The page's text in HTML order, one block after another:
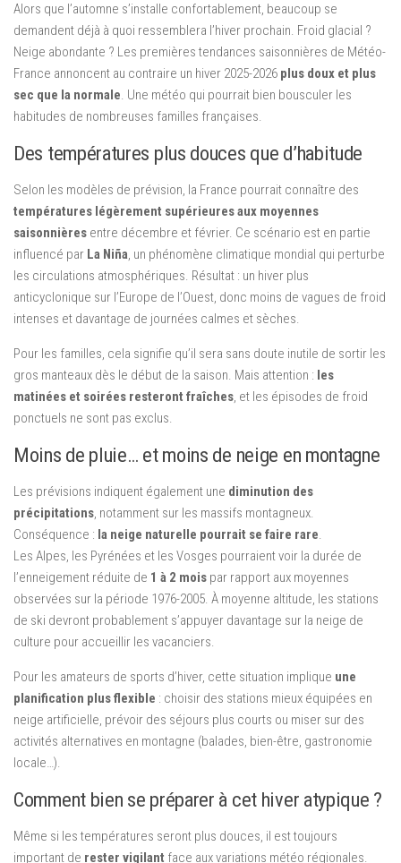
Alors que l’automne s’installe confortablement, beaucoup se
demandent déjà à quoi ressemblera l’hiver prochain. Froid glacial ?
Neige abondante ? Les premières tendances saisonnières de Météo-
France annoncent au contraire un hiver 2025-2026 plus doux et plus
sec que la normale. Une météo qui pourrait bien bousculer les
habitudes de nombreuses familles françaises.
Des températures plus douces que d’habitude
Selon les modèles de prévision, la France pourrait connaître des
températures légèrement supérieures aux moyennes
saisonnières entre décembre et février. Ce scénario est en partie
influencé par La Niña, un phénomène climatique mondial qui perturbe
les circulations atmosphériques. Résultat : un hiver plus
anticyclonique sur l’Europe de l’Ouest, donc moins de vagues de froid
intenses et davantage de journées calmes et sèches.
Pour les familles, cela signifie qu’il sera sans doute inutile de sortir les
gros manteaux dès le début de la saison. Mais attention : les
matinées et soirées resteront fraîches, et les épisodes de froid
ponctuels ne sont pas exclus.
Moins de pluie… et moins de neige en montagne
Les prévisions indiquent également une diminution des
précipitations, notamment sur les massifs montagneux.
Conséquence : la neige naturelle pourrait se faire rare.
Les Alpes, les Pyrénées et les Vosges pourraient voir la durée de
l’enneigement réduite de 1 à 2 mois par rapport aux moyennes
observées sur la période 1976-2005. À moyenne altitude, les stations
de ski devront probablement s’appuyer davantage sur la neige de
culture pour accueillir les vacanciers.
Pour les amateurs de sports d’hiver, cette situation implique une
planification plus flexible : choisir des stations mieux équipées en
neige artificielle, prévoir des séjours plus courts ou miser sur des
activités alternatives en montagne (balades, bien-être, gastronomie
locale…).
Comment bien se préparer à cet hiver atypique ?
Même si les températures seront plus douces, il est toujours
important de rester vigilant face aux variations météo régionales.